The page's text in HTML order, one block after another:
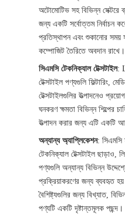
অটোমোটিভ সহ বিভিন্ন সেক্টরে
জন্য একটি সর্বোত্তম নির্বাচন
প্রতিস্থাপন এবং শুকানোর সময়
কম্পোজিট তৈরিতে অবদান রাখে।
সিএমসি টেকনিক্যাল টেক্সটাইল:
টেক্সটাইল পণ্যগুলি ফিল্টারিং,
টেক্সটাইলগুলির উত্পাদনেও
ঘনকরণ ক্ষমতা বিভিন্ন শিল্পের
উত্পাদন করার জন্য এটি একটি
অন্যান্য অ্যাপ্লিকেশন: সিএমসি
টেকনিক্যাল টেক্সটাইল ছাড়াও,
পণ্যগুলি অন্যান্য বিভিন্ন
প্রক্রিয়াকরণের জন্য ব্যবহৃত
বৈশিষ্ট্যগুলির জন্য বিখ্যাত,
পণ্যটি একটি দৃষ্টান্তমূলক পছন্দ।